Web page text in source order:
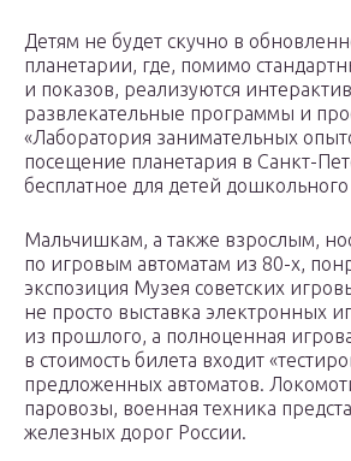
Детям не будет скучно в
планетарии, где, помимо
и показов, реализуются
развлекательные программы и
«Лаборатория занимательных
посещение планетария в Санкт-
бесплатное для детей дошкольного
Мальчишкам, а также взрослым,
по игровым автоматам из 80-х,
экспозиция Музея советских
не просто выставка электронных
из прошлого, а полноценная
в стоимость билета входит
предложенных автоматов.
паровозы, военная техника
железных дорог России.